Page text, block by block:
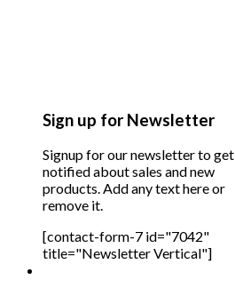
Sign up for Newsletter
Signup for our newsletter to get
notified about sales and new
products. Add any text here or
remove it.
[contact-form-7 id="7042"
title="Newsletter Vertical"]